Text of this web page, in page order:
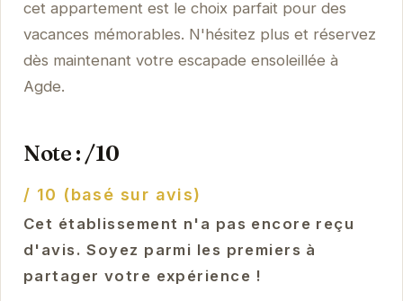
cet appartement est le choix parfait pour des
vacances mémorables. N'hésitez plus et réservez
dès maintenant votre escapade ensoleillée à
Agde.
Note : /10
/ 10 (basé sur avis)
Cet établissement n'a pas encore reçu
d'avis. Soyez parmi les premiers à
partager votre expérience !